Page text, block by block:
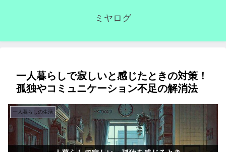
ミヤログ
一人暮らしで寂しいと感じたときの対策！
孤独やコミュニケーション不足の解消法
一人暮らしの生活